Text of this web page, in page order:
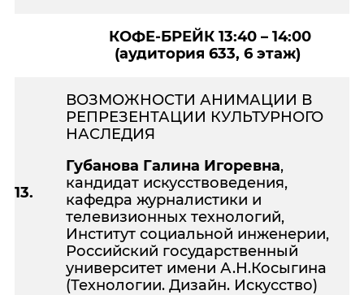
КОФЕ-БРЕЙК 13:40 – 14:00
(аудитория 633, 6 этаж)
13.
ВОЗМОЖНОСТИ АНИМАЦИИ В
РЕПРЕЗЕНТАЦИИ КУЛЬТУРНОГО
НАСЛЕДИЯ
Губанова Галина Игоревна,
кандидат искусствоведения,
кафедра журналистики и
телевизионных технологий,
Институт социальной инженерии,
Российский государственный
университет имени А.Н.Косыгина
(Технологии. Дизайн. Искусство)